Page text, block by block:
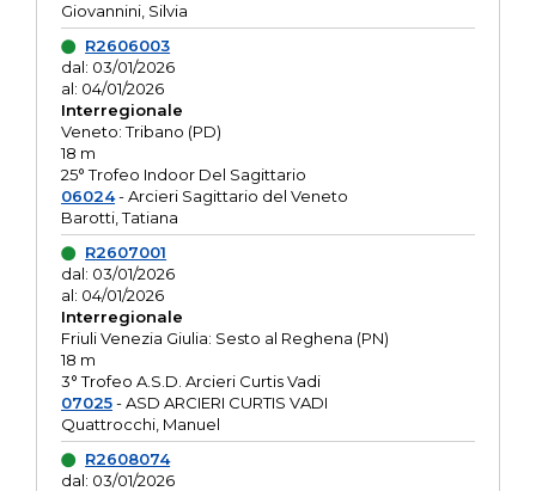
Giovannini, Silvia
R2606003
dal: 03/01/2026
al: 04/01/2026
Interregionale
Veneto: Tribano (PD)
18 m
25° Trofeo Indoor Del Sagittario
06024- Arcieri Sagittario del Veneto
Barotti, Tatiana
R2607001
dal: 03/01/2026
al: 04/01/2026
Interregionale
Friuli Venezia Giulia: Sesto al Reghena (PN)
18 m
3° Trofeo A.S.D. Arcieri Curtis Vadi
07025- ASD ARCIERI CURTIS VADI
Quattrocchi, Manuel
R2608074
dal: 03/01/2026